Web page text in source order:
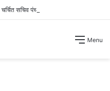
सचिव पंचायत से हटाए गए ।
Menu